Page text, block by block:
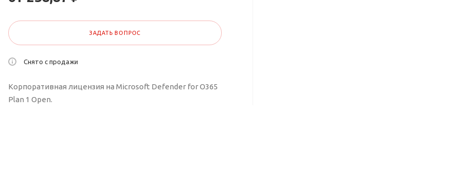
ЗАДАТЬ ВОПРОС
Снято с продажи
Корпоративная лицензия на Microsoft Defender for O365
Plan 1 Open.